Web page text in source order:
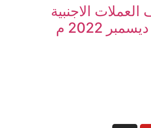
الاجنبية